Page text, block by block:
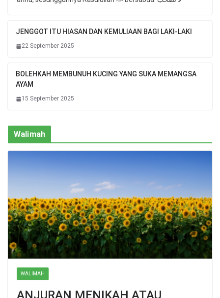
JENGGOT ITU HIASAN DAN KEMULIAAN BAGI LAKI-LAKI
22 September 2025
BOLEHKAH MEMBUNUH KUCING YANG SUKA MEMANGSA
AYAM
15 September 2025
Walimah
WALIMAH
ANJURAN MENIKAH ATAU